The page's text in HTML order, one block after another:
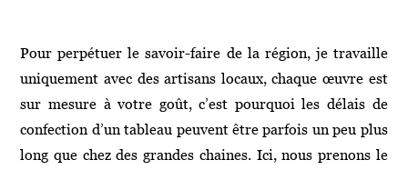
Pour perpétuer le savoir-faire de la région, je travaille
uniquement avec des artisans locaux, chaque œuvre est
sur mesure à votre goût, c’est pourquoi les délais de
confection d’un tableau peuvent être parfois un peu plus
long que chez des grandes chaines. Ici, nous prenons le